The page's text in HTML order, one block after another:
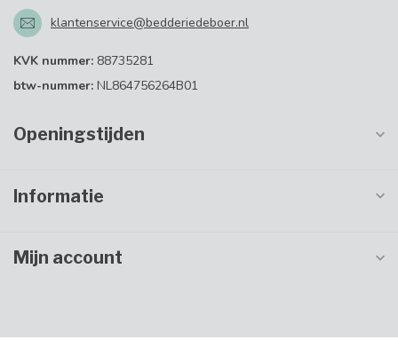
klantenservice@bedderiedeboer.nl
KVK nummer: 88735281
btw-nummer: NL864756264B01
Openingstijden
Informatie
Mijn account